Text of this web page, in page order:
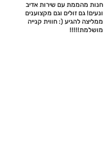
חנות מהממת עם שירות אדיב
ונעים! גם זולים וגם מקצוענים
ממליצה להגיע (: חווית קנייה
מושלמת!!!!!‎